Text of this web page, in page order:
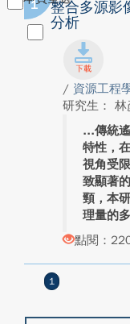
1
整合多源影
分析
/ 資源工程
研究生： 林
傳統
特性，
視角受
致顯著
頸，本
理量的
點閱：
1